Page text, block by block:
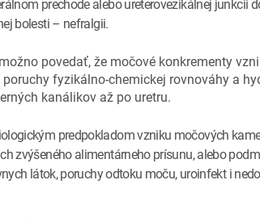
prechode alebo ureterovezikálnej junkcii
bolesti – nefralgii.
povedať, že močové konkrementy
fyzikálno-chemickej rovnováhy a
kanálikov až po uretru.
predpokladom vzniku močových
zvýšeného alimentárneho prísunu, alebo
látok, poruchy odtoku moču, uroinfekt i